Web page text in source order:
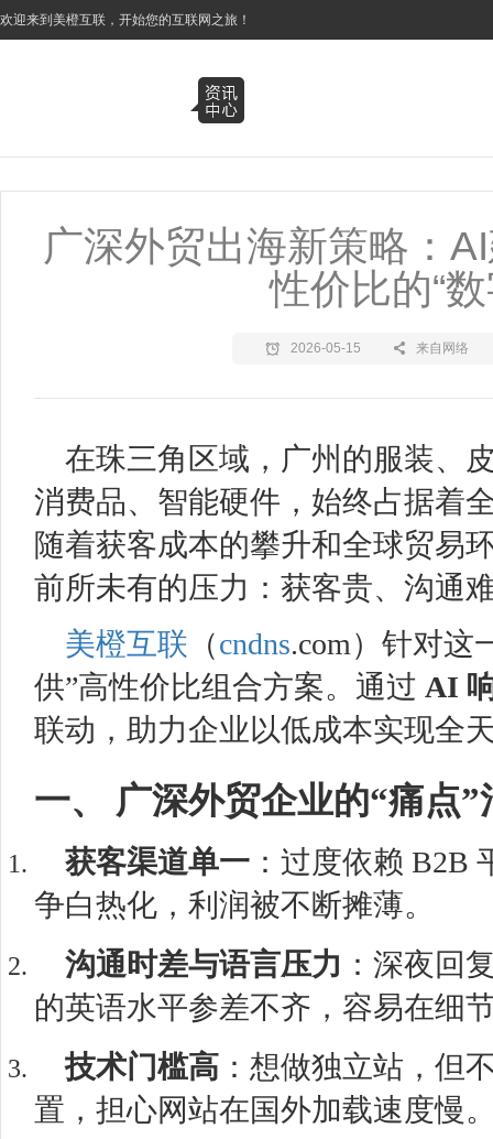
欢迎来到美橙互联，开始您的互联网之旅！
广深外贸出海新策略：
性价比的“
2026-05-15 来自网络
在珠三角区域，广州的服装、
消费品、智能硬件，始终占据着
随着获客成本的攀升和全球贸易
前所未有的压力：获客贵、沟通
美橙互联 （cndns.com）针对这
供”高性价比组合方案。通过 AI
联动，助力企业以低成本实现全
一、 广深外贸企业的“痛点”
获客渠道单一 ：过度依赖 B2B
争白热化，利润被不断摊薄。
沟通时差与语言压力 ：深夜回
的英语水平参差不齐，容易在细
技术门槛高 ：想做独立站，但
置，担心网站在国外加载速度慢